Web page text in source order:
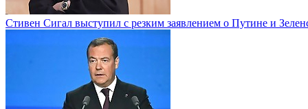
Стивен Сигал выступил с резким заявлением о Путине и